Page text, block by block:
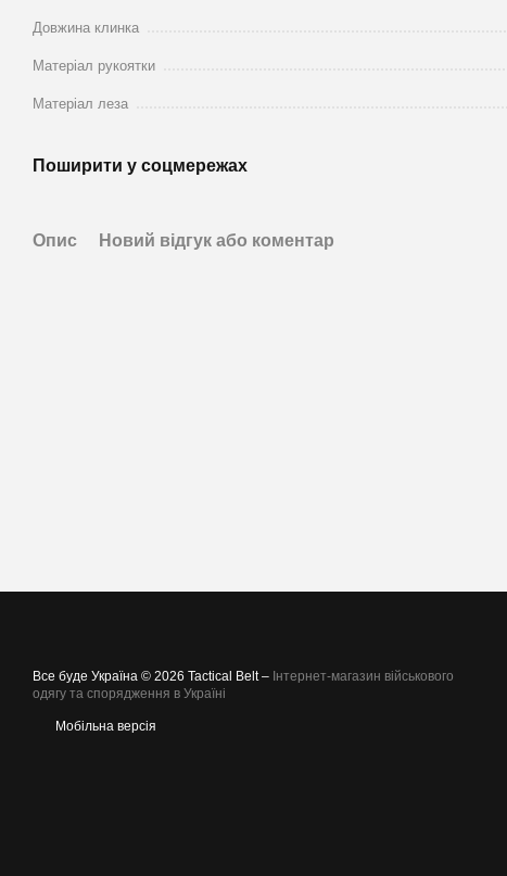
Довжина клинка
Матеріал рукоятки
Матеріал леза
Поширити у соцмережах
Опис Новий відгук або коментар
Все буде Україна © 2026 Tactical Belt – Інтернет-магазин військового
одягу та спорядження в Україні
Мобільна версія